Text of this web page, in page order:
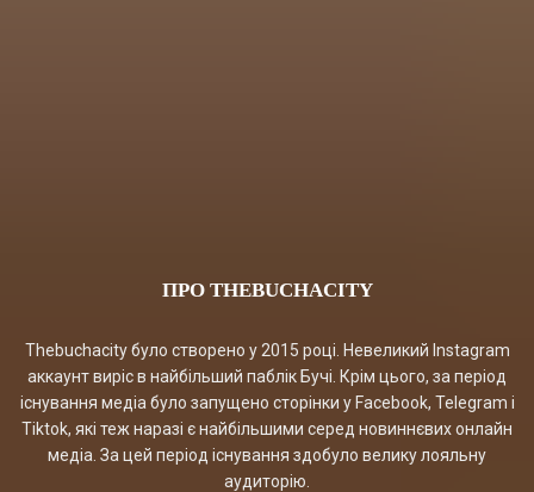
ПРО THEBUCHACITY
Thebuchacity було створено у 2015 році. Невеликий Instagram
аккаунт виріс в найбільший паблік Бучі. Крім цього, за період
існування медіа було запущено сторінки у Facebook, Telegram і
Tiktok, які теж наразі є найбільшими серед новиннєвих онлайн
медіа. За цей період існування здобуло велику лояльну
аудиторію.